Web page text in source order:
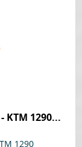
1290...
1290